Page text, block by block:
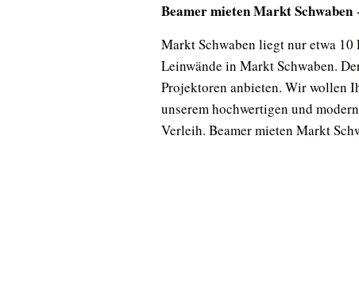
Beamer mieten Markt
Markt Schwaben liegt nur etwa 10
Leinwände in Markt Schwaben.
Projektoren anbieten. Wir wollen
unserem hochwertigen und
Verleih. Beamer mieten Markt